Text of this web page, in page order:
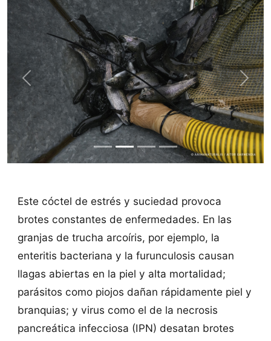
Previous Next
Este cóctel de estrés y suciedad provoca
brotes constantes de enfermedades. En las
granjas de trucha arcoíris, por ejemplo, la
enteritis bacteriana y la furunculosis causan
llagas abiertas en la piel y alta mortalidad;
parásitos como piojos dañan rápidamente piel y
branquias; y virus como el de la necrosis
pancreática infecciosa (IPN) desatan brotes